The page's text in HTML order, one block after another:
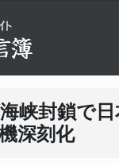
峡封鎖で
深刻化